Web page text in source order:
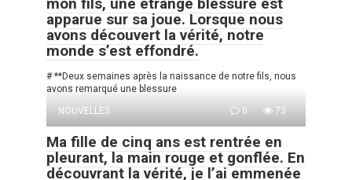
apparue sur sa joue. Lorsque nous
avons découvert la vérité, notre
monde s’est effondré.
# **Deux semaines après la naissance de notre fils, nous
avons remarqué une blessure
NOUVELLES
0 73
Ma fille de cinq ans est rentrée en
pleurant, la main rouge et gonflée. En
découvrant la vérité, je l’ai emmenée